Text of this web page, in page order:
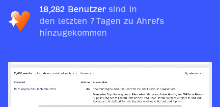
18,282 Benutzer sind in
den letzten 7 Tagen zu Ahrefs
hinzugekommen